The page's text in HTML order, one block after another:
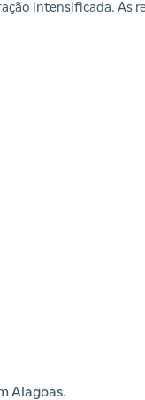
intensificada. As
Alagoas.